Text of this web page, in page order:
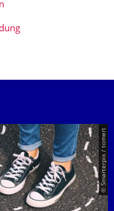
© Smarterpix / tomert